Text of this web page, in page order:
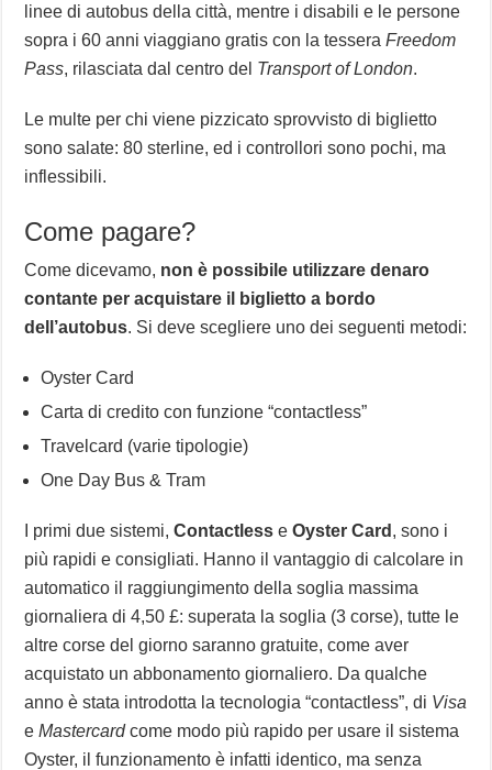
linee di autobus della città, mentre i disabili e le persone
sopra i 60 anni viaggiano gratis con la tesseraFreedom
Pass, rilasciata dal centro del Transport of London.
Le multe per chi viene pizzicato sprovvisto di biglietto
sono salate: 80 sterline, ed i controllori sono pochi, ma
inflessibili.
Come pagare?
Come dicevamo, non è possibile utilizzare denaro
contante per acquistare il biglietto a bordo
dell’autobus. Si deve scegliere uno dei seguenti metodi:
Oyster Card
Carta di credito con funzione “contactless”
Travelcard (varie tipologie)
One Day Bus & Tram
I primi due sistemi,Contactless eOyster Card , sono i
più rapidi e consigliati. Hanno il vantaggio di calcolare in
automatico il raggiungimento della soglia massima
giornaliera di 4,50 £: superata la soglia (3 corse), tutte le
altre corse del giorno saranno gratuite, come aver
acquistato un abbonamento giornaliero. Da qualche
anno è stata introdotta la tecnologia “contactless”, di Visa
eMastercardcome modo più rapido per usare il sistema
Oyster, il funzionamento è infatti identico, ma senza